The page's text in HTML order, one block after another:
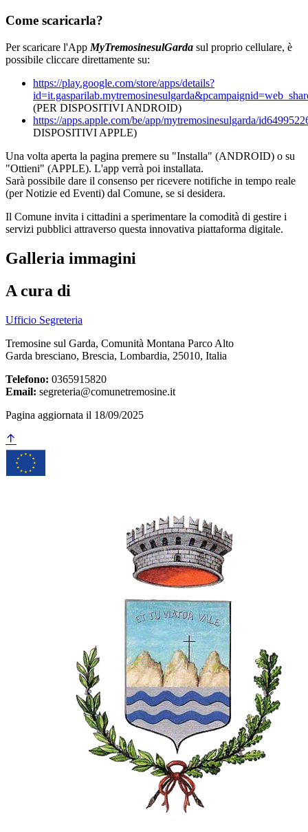
Come scaricarla?
Per scaricare l'App MyTremosinesulGarda sul proprio cellulare, è
possibile cliccare direttamente su:
https://play.google.com/store/apps/details?
(PER DISPOSITIVI ANDROID)
https://apps.apple.com/be/app/mytremosinesulgarda/
DISPOSITIVI APPLE)
Una volta aperta la pagina premere su "Installa" (ANDROID) o su
"Ottieni" (APPLE). L'app verrà poi installata.
Sarà possibile dare il consenso per ricevere notifiche in tempo reale
(per Notizie ed Eventi) dal Comune, se si desidera.
Il Comune invita i cittadini a sperimentare la comodità di gestire i
servizi pubblici attraverso questa innovativa piattaforma digitale.
Galleria immagini
A cura di
Ufficio Segreteria
Tremosine sul Garda, Comunità Montana Parco Alto
Garda bresciano, Brescia, Lombardia, 25010, Italia
Telefono: 0365915820
Email: segreteria@comunetremosine.it
Pagina aggiornata il 18/09/2025